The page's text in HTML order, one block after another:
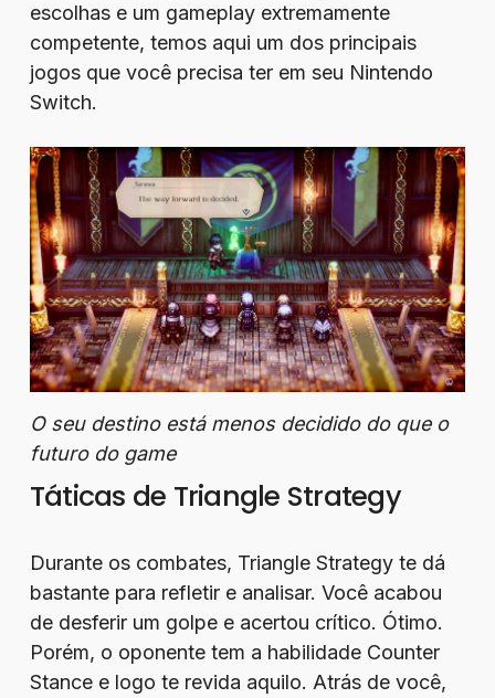
escolhas e um gameplay extremamente
competente, temos aqui um dos principais
jogos que você precisa ter em seu Nintendo
Switch.
O seu destino está menos decidido do que o
futuro do game
Táticas de Triangle Strategy
Durante os combates, Triangle Strategy te dá
bastante para refletir e analisar. Você acabou
de desferir um golpe e acertou crítico. Ótimo.
Porém, o oponente tem a habilidade Counter
Stance e logo te revida aquilo. Atrás de você,